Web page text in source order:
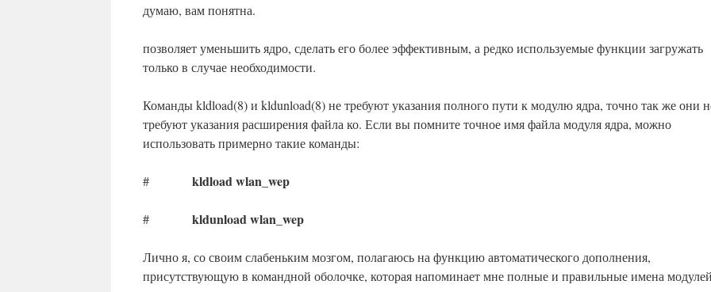
думаю, вам понятна.
позволяет уменьшить ядро, сделать его более эффективным, а редко используемые функции загружать
только в случае необходимости.
Команды kldload(8) и kldunload(8) не требуют указания полного пути к модулю ядра, точно так же они
требуют указания расширения файла ко. Если вы помните точное имя файла модуля ядра, можно
использовать примерно такие команды:
# kldload wlan_wep
# kldunload wlan_wep
Лично я, со своим слабеньким мозгом, полагаюсь на функцию автоматического дополнения,
присутствующую в командной оболочке, которая напоминает мне полные и правильные имена